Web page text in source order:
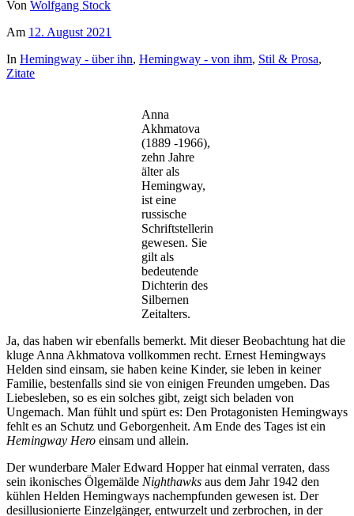
Von Wolfgang Stock
Am 12. August 2021
In Hemingway - über ihn, Hemingway - von ihm, Stil & Prosa,
Zitate
Anna
Akhmatova
(1889 -1966),
zehn Jahre
älter als
Hemingway,
ist eine
russische
Schriftstellerin
gewesen. Sie
gilt als
bedeutende
Dichterin des
Silbernen
Zeitalters.
Ja, das haben wir ebenfalls bemerkt. Mit dieser Beobachtung hat die
kluge Anna Akhmatova vollkommen recht. Ernest Hemingways
Helden sind einsam, sie haben keine Kinder, sie leben in keiner
Familie, bestenfalls sind sie von einigen Freunden umgeben. Das
Liebesleben, so es ein solches gibt, zeigt sich beladen von
Ungemach. Man fühlt und spürt es: Den Protagonisten Hemingways
fehlt es an Schutz und Geborgenheit. Am Ende des Tages ist ein
Hemingway Hero einsam und allein.
Der wunderbare Maler Edward Hopper hat einmal verraten, dass
sein ikonisches Ölgemälde Nighthawks aus dem Jahr 1942 den
kühlen Helden Hemingways nachempfunden gewesen ist. Der
desillusionierte Einzelgänger, entwurzelt und zerbrochen, in der